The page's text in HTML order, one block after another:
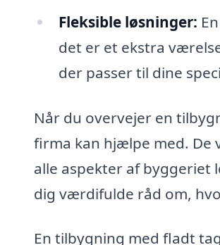
Fleksible løsninger:
det er et ekstra
der passer til dine
Når du overvejer en
firma kan hjælpe med. De
alle aspekter af byggeriet
dig værdifulde råd om,
En tilbygning med fladt